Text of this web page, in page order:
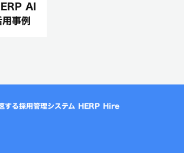
AI
事例
する採用管理システム HERP Hire